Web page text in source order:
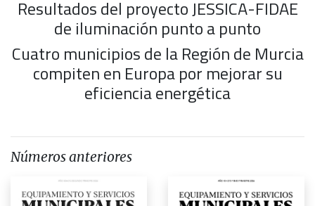
Resultados del proyecto JESSICA-FIDAE
de iluminación punto a punto
Cuatro municipios de la Región de Murcia
compiten en Europa por mejorar su
eficiencia energética
Números anteriores